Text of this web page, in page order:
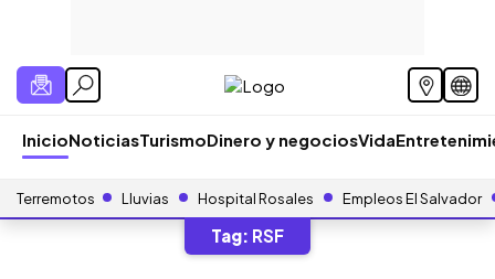
InicioNoticiasTurismoDinero y negociosVida
Terremotos Lluvias Hospital Rosales Empleos El Salvador
Tag: RSF